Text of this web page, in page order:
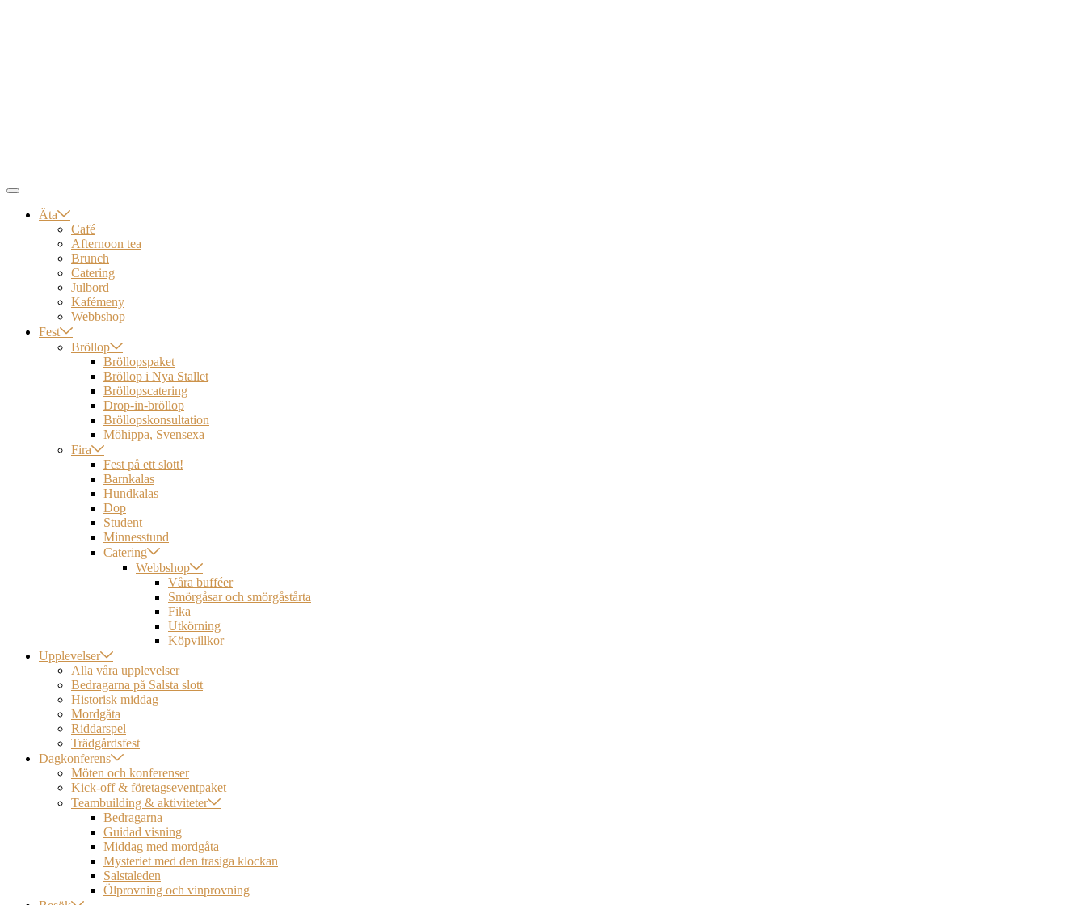
Äta
Café
Afternoon tea
Brunch
Catering
Julbord
Kafémeny
Webbshop
Fest
Bröllop
Bröllopspaket
Bröllop i Nya Stallet
Bröllopscatering
Drop-in-bröllop
Bröllopskonsultation
Möhippa, Svensexa
Fira
Fest på ett slott!
Barnkalas
Hundkalas
Dop
Student
Minnesstund
Catering
Webbshop
Våra bufféer
Smörgåsar och smörgåstårta
Fika
Utkörning
Köpvillkor
Upplevelser
Alla våra upplevelser
Bedragarna på Salsta slott
Historisk middag
Mordgåta
Riddarspel
Trädgårdsfest
Dagkonferens
Möten och konferenser
Kick-off & företagseventpaket
Teambuilding & aktiviteter
Bedragarna
Guidad visning
Middag med mordgåta
Mysteriet med den trasiga klockan
Salstaleden
Ölprovning och vinprovning